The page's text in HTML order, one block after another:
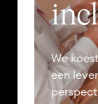
We
een